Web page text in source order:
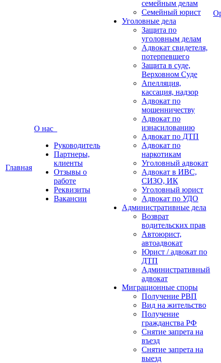
Главная
О нас
Руководитель
Партнеры,
клиенты
Отзывы о
работе
Реквизиты
Вакансии
семейным делам
Семейный юрист
Уголовные дела
Защита по
уголовным делам
Адвокат свидетеля,
потерпевшего
Защита в суде,
Верховном Суде
Апелляция,
кассация, надзор
Адвокат по
мошенничеству
Адвокат по
изнасилованию
Адвокат по ДТП
Адвокат по
наркотикам
Уголовный адвокат
Адвокат в ИВС,
СИЗО, ИК
Уголовный юрист
Адвокат по УДО
Административные дела
Возврат
водительских прав
Автоюрист,
автоадвокат
Юрист / адвокат по
ДТП
Административный
адвокат
Миграционные споры
Получение РВП
Вид на жительство
Получение
гражданства РФ
Снятие запрета на
въезд
Снятие запрета на
выезд